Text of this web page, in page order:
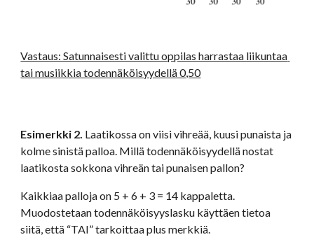
Vastaus: Satunnaisesti valittu oppilas harrastaa liikuntaa
tai musiikkia todennäköisyydellä 0,50
Esimerkki 2. Laatikossa on viisi vihreää, kuusi punaista ja
kolme sinistä palloa. Millä todennäköisyydellä nostat
laatikosta sokkona vihreän tai punaisen pallon?
Kaikkiaa palloja on 5 + 6 + 3 = 14 kappaletta.
Muodostetaan todennäköisyyslasku käyttäen tietoa
siitä, että “TAI” tarkoittaa plus merkkiä.